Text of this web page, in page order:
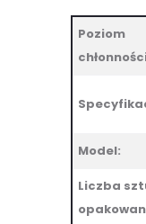
Poziom
Model:
Liczba